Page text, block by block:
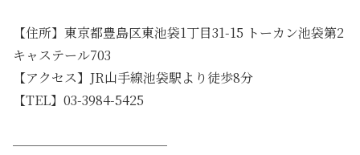
【住所】東京都豊島区東池袋1丁目31-15 トーカン池袋第2
キャステール703
【アクセス】JR山手線池袋駅より徒歩8分
【TEL】03-3984-5425
────────────